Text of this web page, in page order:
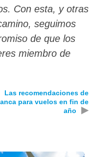
Con esta, y otras
seguimos
de que los
miembro de
Las recomendaciones de
para vuelos en fin de
año
▶